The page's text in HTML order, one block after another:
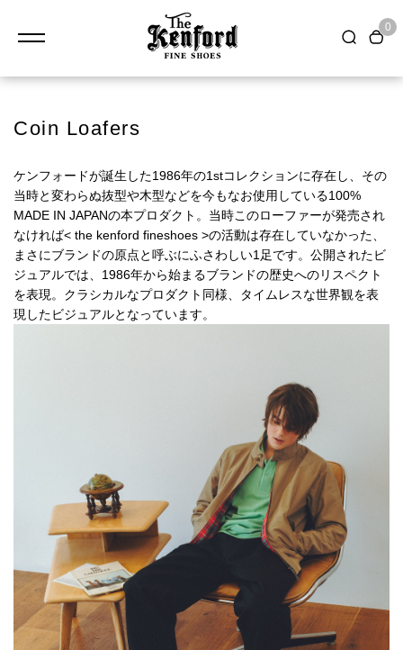
0
Coin Loafers
ケンフォードが誕生した1986年の1stコレクションに存在し、その
当時と変わらぬ抜型や木型などを今もなお使用している100%
MADE IN JAPANの本プロダクト。当時このローファーが発売され
なければ< the kenford fineshoes >の活動は存在していなかった、
まさにブランドの原点と呼ぶにふさわしい1足です。公開されたビ
ジュアルでは、1986年から始まるブランドの歴史へのリスペクト
を表現。クラシカルなプロダクト同様、タイムレスな世界観を表
現したビジュアルとなっています。